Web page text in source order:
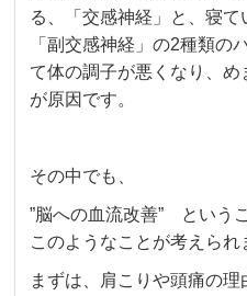
る、「交感神経」と、寝
「副交感神経」の2種類の
て体の調子が悪くなり、
が原因です。
その中でも、
”脳への血流改善” という
このようなことが考えられ
まずは、肩こりや頭痛の